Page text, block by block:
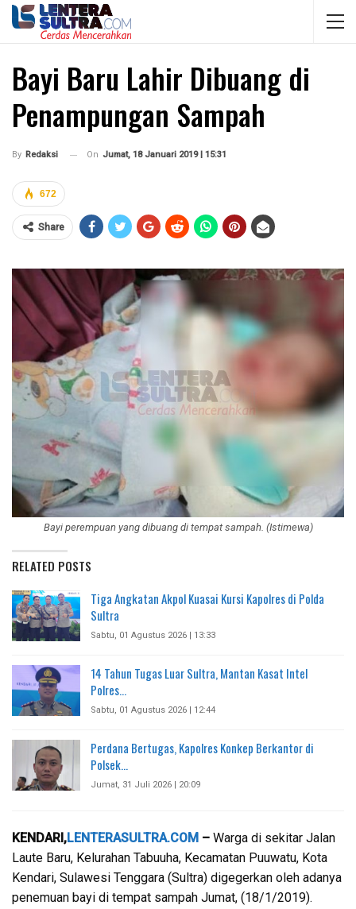
Bayi Baru Lahir Dibuang di
Penampungan Sampah
By Redaksi On Jumat, 18 Januari 2019 | 15:31
672
Share
Bayi perempuan yang dibuang di tempat sampah. (Istimewa)
RELATED POSTS
Tiga Angkatan Akpol Kuasai Kursi Kapolres di Polda
Sultra
Sabtu, 01 Agustus 2026 | 13:33
14 Tahun Tugas Luar Sultra, Mantan Kasat Intel
Polres…
Sabtu, 01 Agustus 2026 | 12:44
Perdana Bertugas, Kapolres Konkep Berkantor di
Polsek…
Jumat, 31 Juli 2026 | 20:09
KENDARI,LENTERASULTRA.COM – Warga di sekitar Jalan
Laute Baru, Kelurahan Tabuuha, Kecamatan Puuwatu, Kota
Kendari, Sulawesi Tenggara (Sultra) digegerkan oleh adanya
penemuan bayi di tempat sampah Jumat, (18/1/2019).